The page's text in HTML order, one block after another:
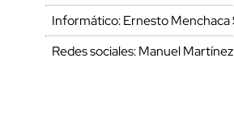
Informático: Ernesto Menchaca
Redes sociales: Manuel